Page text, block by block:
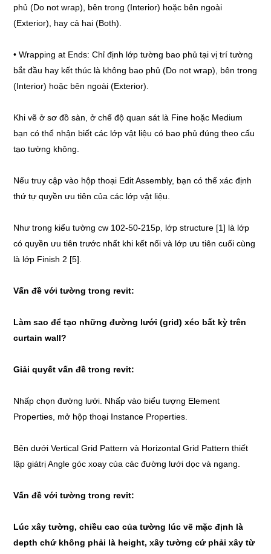
phủ (Do not wrap), bên trong (Interior) hoặc bên ngoài
(Exterior), hay cả hai (Both).
• Wrapping at Ends: Chỉ định lớp tường bao phủ tại vị trí tường
bắt đầu hay kết thúc là không bao phủ (Do not wrap), bên trong
(Interior) hoặc bên ngoài (Exterior).
Khi vẽ ở sơ đồ sàn, ở chế độ quan sát là Fine hoặc Medium
bạn có thể nhận biết các lớp vật liệu có bao phủ đúng theo cấu
tạo tường không.
Nếu truy cập vào hộp thoại Edit Assembly, bạn có thể xác định
thứ tự quyền ưu tiên của các lớp vật liệu.
Như trong kiểu tường cw 102-50-215p, lớp structure [1] là lớp
có quyền ưu tiên trước nhất khi kết nối và lớp ưu tiên cuối cùng
là lớp Finish 2 [5].
Vấn đề với tường trong revit:
Làm sao để tạo những đường lưới (grid) xéo bất kỳ trên
curtain wall?
Giải quyết vấn đề trong revit:
Nhấp chọn đường lưới. Nhấp vào biểu tượng Element
Properties, mở hộp thoại Instance Properties.
Bên dưới Vertical Grid Pattern và Horizontal Grid Pattern thiết
lập giátrị Angle góc xoay của các đường lưới dọc và ngang.
Vấn đề với tường trong revit:
Lúc xây tường, chiều cao của tường lúc vẽ mặc định là
depth chứ không phải là height, xây tường cứ phải xây từ